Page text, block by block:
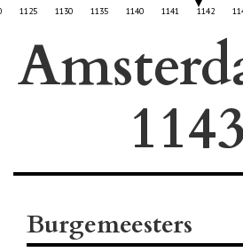
1125 1130 1135 1140 1141 1142
Burgemeesters